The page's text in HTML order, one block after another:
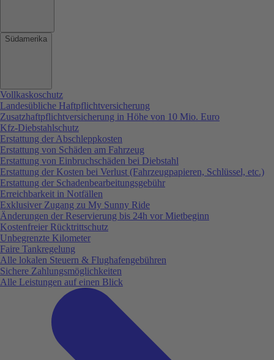
Südamerika
Vollkaskoschutz
Landesübliche Haftpflichtversicherung
Zusatzhaftpflichtversicherung in Höhe von 10 Mio. Euro
Kfz-Diebstahlschutz
Erstattung der Abschleppkosten
Erstattung von Schäden am Fahrzeug
Erstattung von Einbruchschäden bei Diebstahl
Erstattung der Kosten bei Verlust (Fahrzeugpapieren, Schlüssel, etc.)
Erstattung der Schadenbearbeitungsgebühr
Erreichbarkeit in Notfällen
Exklusiver Zugang zu My Sunny Ride
Änderungen der Reservierung bis 24h vor Mietbeginn
Kostenfreier Rücktrittschutz
Unbegrenzte Kilometer
Faire Tankregelung
Alle lokalen Steuern & Flughafengebühren
Sichere Zahlungsmöglichkeiten
Alle Leistungen auf einen Blick